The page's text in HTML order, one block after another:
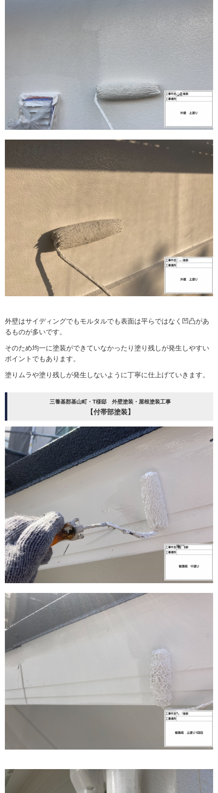
外壁はサイディングでもモルタルでも表面は平らではなく凹凸があ
るものが多いです。
そのため均一に塗装ができていなかったり塗り残しが発生しやすい
ポイントでもあります。
塗りムラや塗り残しが発生しないように丁寧に仕上げていきます。
三養基郡基山町・T様邸 外壁塗装・屋根塗装工事
【付帯部塗装】